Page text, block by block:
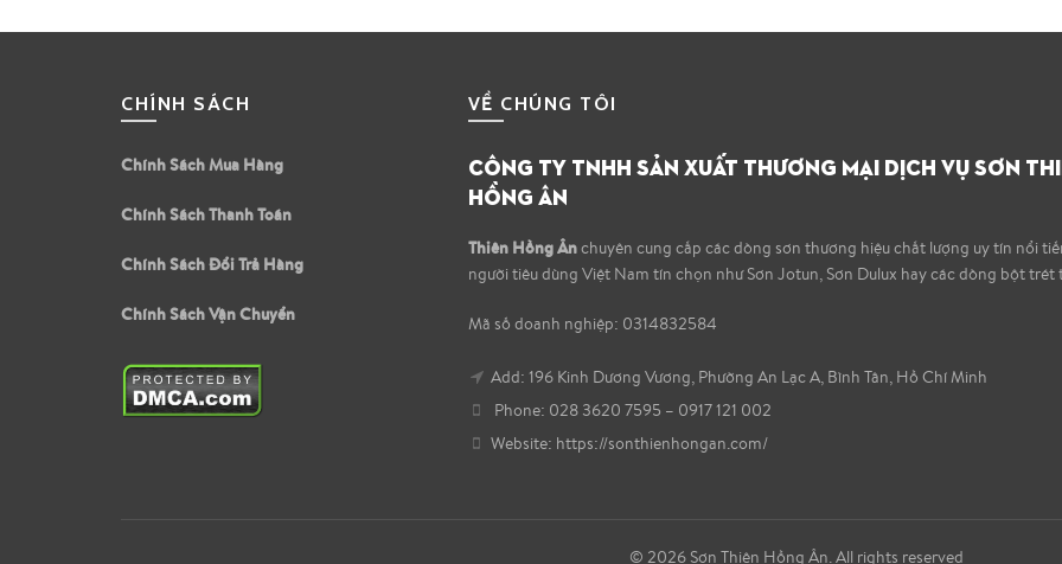
CHÍNH SÁCH
Chính Sách Mua Hàng
Chính Sách Thanh Toán
Chính Sách Đổi Trả Hàng
Chính Sách Vận Chuyển
VỀ CHÚNG TÔI
CÔNG TY TNHH SẢN XUẤT THƯƠNG MẠI DỊCH VỤ SƠN
HỒNG ÂN
Thiên Hồng Ânchuyên cung cấp các dòng sơn thương hiệu chất lượng uy tín nổi
người tiêu dùng Việt Nam tín chọn như Sơn Jotun, Sơn Dulux hay các dòng bột trét
Mã số doanh nghiệp: 0314832584
Add: 196 Kinh Dương Vương, Phường An Lạc A, Bình Tân, Hồ Chí Minh
Phone: 028 3620 7595 – 0917 121 002
Website: https://sonthienhongan.com/
© 2026 Sơn Thiên Hồng Ân . All rights reserved